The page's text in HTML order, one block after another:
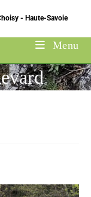
- Haute-Savoie
Menu